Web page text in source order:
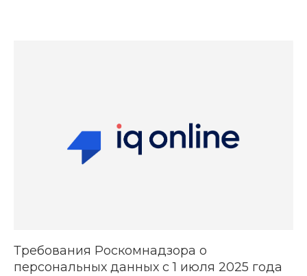
Требования Роскомнадзора о
персональных данных с 1 июля 2025 года